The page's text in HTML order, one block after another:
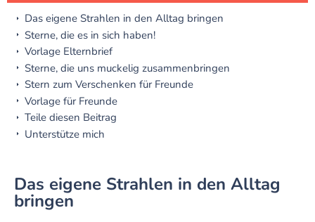
Das eigene Strahlen in den Alltag bringen
Sterne, die es in sich haben!
Vorlage Elternbrief
Sterne, die uns muckelig zusammenbringen
Stern zum Verschenken für Freunde
Vorlage für Freunde
Teile diesen Beitrag
Unterstütze mich
Das eigene Strahlen in den Alltag
bringen